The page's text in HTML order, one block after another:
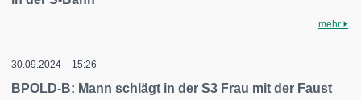
mehr
30.09.2024 – 15:26
BPOLD-B: Mann schlägt in der S3 Frau mit der Faust